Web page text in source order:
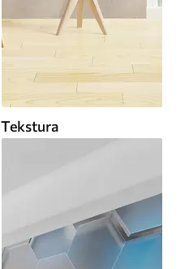
Tekstura